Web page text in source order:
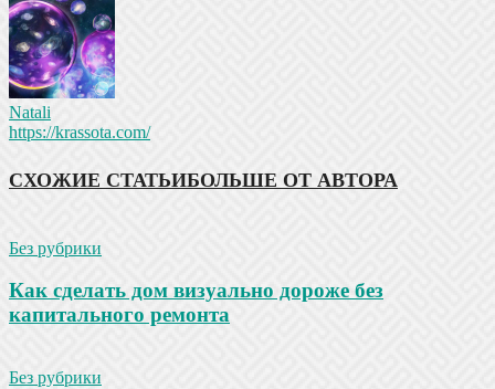
Natali
https://krassota.com/
СХОЖИЕ СТАТЬИБОЛЬШЕ ОТ АВТОРА
Без рубрики
Как сделать дом визуально дороже без
капитального ремонта
Без рубрики